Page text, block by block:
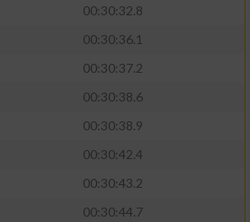
00:30:32.8
00:30:36.1
00:30:37.2
00:30:38.6
00:30:38.9
00:30:42.4
00:30:43.2
00:30:44.7